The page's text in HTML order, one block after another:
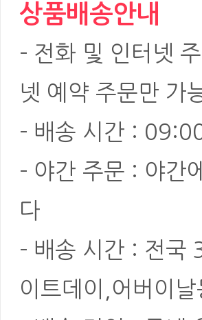
상품배송안내
- 전화 및 인터넷
넷 예약 주문만 가
- 배송 시간 :
- 야간 주문 : 야간
다
- 배송 시간 : 전국
이트데이,어버이날